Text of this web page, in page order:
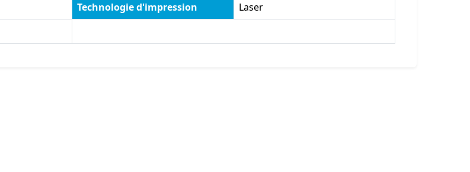
Technologie d'impression
Laser